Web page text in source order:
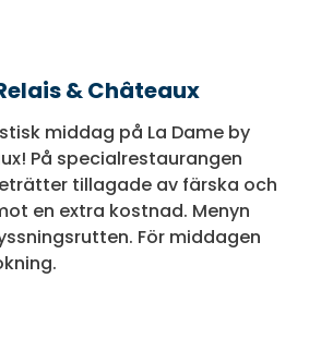
& Châteaux
middag på La Dame by
På specialrestaurangen
tillagade av färska och
en extra kostnad. Menyn
För middagen